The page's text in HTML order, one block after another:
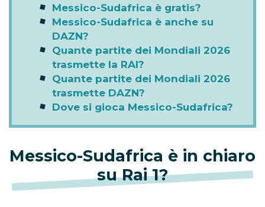
Messico-Sudafrica è gratis?
Messico-Sudafrica è anche su
DAZN?
Quante partite dei Mondiali 2026
trasmette la RAI?
Quante partite dei Mondiali 2026
trasmette DAZN?
Dove si gioca Messico-Sudafrica?
Messico-Sudafrica è in chiaro
su Rai 1?